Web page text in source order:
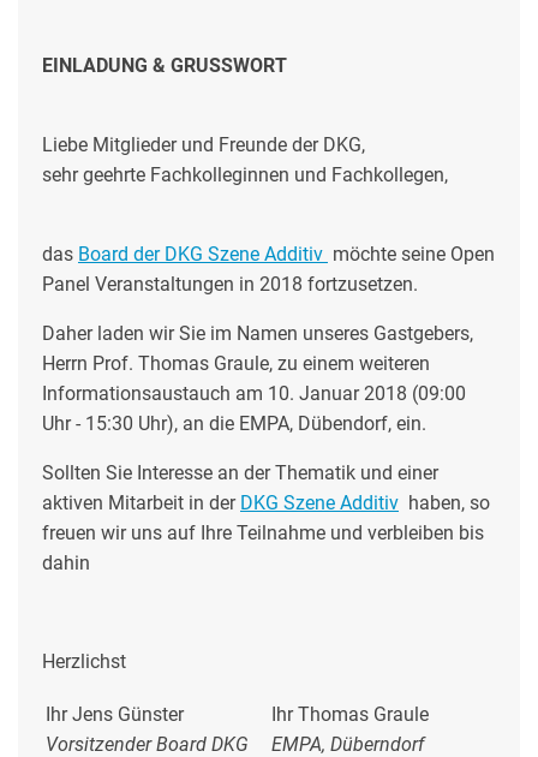
EINLADUNG & GRUSSWORT
Liebe Mitglieder und Freunde der DKG,
sehr geehrte Fachkolleginnen und Fachkollegen,
das Board der DKG Szene Additiv möchte seine Open
Panel Veranstaltungen in 2018 fortzusetzen.
Daher laden wir Sie im Namen unseres Gastgebers,
Herrn Prof. Thomas Graule, zu einem weiteren
Informationsaustauch am 10. Januar 2018 (09:00
Uhr - 15:30 Uhr), an die EMPA, Dübendorf, ein.
Sollten Sie Interesse an der Thematik und einer
aktiven Mitarbeit in der DKG Szene Additiv haben, so
freuen wir uns auf Ihre Teilnahme und verbleiben bis
dahin
Herzlichst
Ihr Jens Günster
Vorsitzender Board DKG
Ihr Thomas Graule
EMPA, Düberndorf